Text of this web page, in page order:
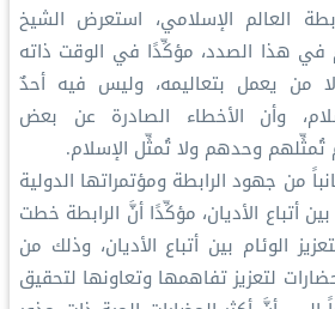
العالم الإسلامي، استعرض الشيخ
هذا الصدد، مؤكِّدًا في الوقت ذاته
من يعمل بتعاليمه، وليس فيه أحدٌ
وأن الأخطاء الصادرة عن بعض
تُمثِّلهم وحدهم ولا تُمثِّل الإسلام.
من جهود الرابطة ومؤتمراتها الدولية
أتباع الأديان، مؤكِّدًا أنَّ الرابطة خطت
الوئام بين أتباع الأديان، وذلك من
لتعزيز تفاهمها وتعاونها لتحقيق